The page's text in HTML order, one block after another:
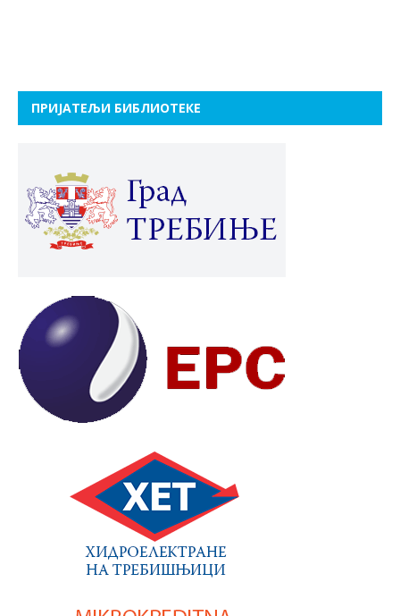
ПРИЈАТЕЉИ БИБЛИОТЕКЕ